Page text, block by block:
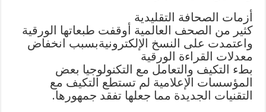
أزمات الصحافة التقليدية
كثير من الصحف العالمية أوقفت طبعاتها الورقية
واعتمدت على النسخ الإلكترونيةبسبب انخفاض
معدلات القراءة الورقية
بطء التكيف والتعامل مع التكنولوجيا بعض
المؤسسات الإعلامية لم تستطع التكيف مع
التقنيات الجديدة مما جعلها تفقد جمهورها.